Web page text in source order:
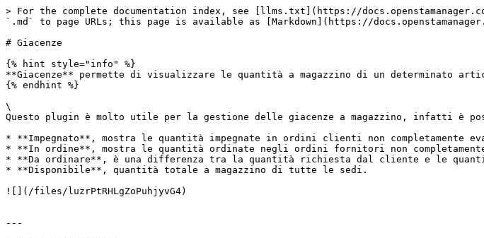
> For the complete documentation index, see [llms.txt](https://
`.md` to page URLs; this page is available as [Markdown](https://
# Giacenze
{% hint style="info" %}
**Giacenze** permette di visualizzare le quantità a magazzino di un determinato
{% endhint %}
\
Questo plugin è molto utile per la gestione delle giacenze a magazzino, infatti è
* **Impegnato**, mostra le quantità impegnate in ordini clienti non completamente
* **In ordine**, mostra le quantità ordinate negli ordini fornitori non
* **Da ordinare**, è una differenza tra la quantità richiesta dal cliente e le
* **Disponibile**, quantità totale a magazzino di tutte le sedi.
![](/files/luzrPtRHLgZoPuhjyvG4)
---